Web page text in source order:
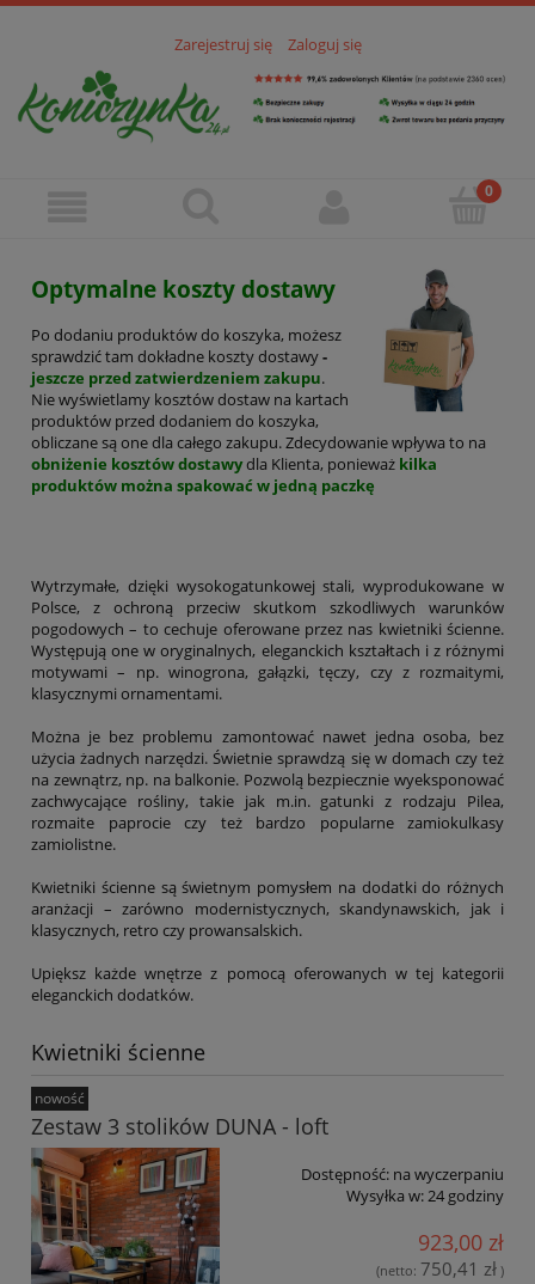
Zarejestruj się Zaloguj się
Optymalne koszty dostawy
Po dodaniu produktów do koszyka, możesz
sprawdzić tam dokładne koszty dostawy-
jeszcze przed zatwierdzeniem zakupu.
Nie wyświetlamy kosztów dostaw na kartach
produktów przed dodaniem do koszyka,
obliczane są one dla całego zakupu. Zdecydowanie wpływa to na
obniżenie kosztów dostawydla Klienta, ponieważ kilka
produktów można spakować w jedną paczkę
Wytrzymałe, dzięki wysokogatunkowej stali, wyprodukowane w
Polsce, z ochroną przeciw skutkom szkodliwych warunków
pogodowych – to cechuje oferowane przez nas kwietniki ścienne.
Występują one w oryginalnych, eleganckich kształtach i z różnymi
motywami – np. winogrona, gałązki, tęczy, czy z rozmaitymi,
klasycznymi ornamentami.
Można je bez problemu zamontować nawet jedna osoba, bez
użycia żadnych narzędzi. Świetnie sprawdzą się w domach czy też
na zewnątrz, np. na balkonie. Pozwolą bezpiecznie wyeksponować
zachwycające rośliny, takie jak m.in. gatunki z rodzaju Pilea,
rozmaite paprocie czy też bardzo popularne zamiokulkasy
zamiolistne.
Kwietniki ścienne są świetnym pomysłem na dodatki do różnych
aranżacji – zarówno modernistycznych, skandynawskich, jak i
klasycznych, retro czy prowansalskich.
Upiększ każde wnętrze z pomocą oferowanych w tej kategorii
eleganckich dodatków.
Kwietniki ścienne
Zestaw 3 stolików DUNA - loft
Dostępność: na wyczerpaniu
Wysyłka w:24 godziny
923,00 zł
(netto: 750,41 zł )
nowość